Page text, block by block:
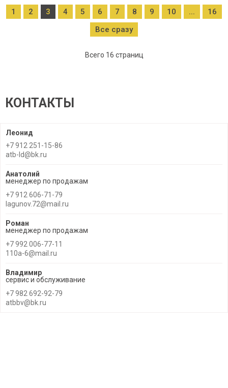
1 2 3 4 5 6 7 8 9 10 ...
16
Все сразу
Всего 16 страниц
КОНТАКТЫ
Леонид
+7 912 251-15-86
atb-ld@bk.ru
Анатолий
менеджер по продажам
+7 912 606-71-79
lagunov.72@mail.ru
Роман
менеджер по продажам
+7 992 006-77-11
110a-6@mail.ru
Владимир
сервис и обслуживание
+7 982 692-92-79
atbbv@bk.ru